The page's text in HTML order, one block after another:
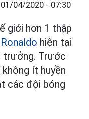
01/04/2020 - 07:30
giới hơn 1 thập
Ronaldo hiện tại
trưởng. Trước
ít huyền
các đội bóng